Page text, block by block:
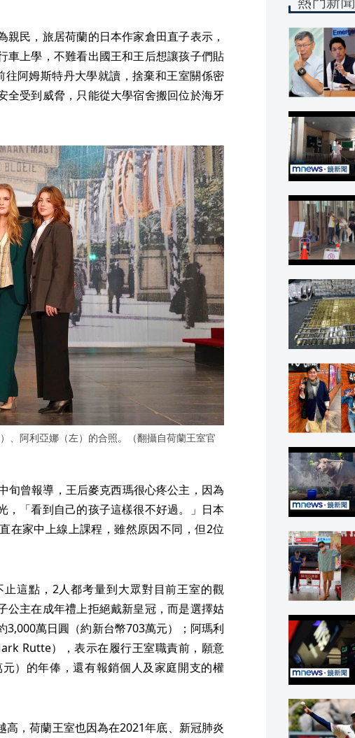
民，旅居荷蘭的日本作家倉田直子表示，
車上學，不難看出國王和王后想讓孩子們貼
阿姆斯特丹大學就讀，捨棄和王室關係密
全受到威脅，只能從大學宿舍搬回位於海牙
、阿利亞娜（左）的合照。（翻攝自荷蘭王室官
旬曾報導，王后麥克西瑪很心疼公主，因為
，「看到自己的孩子這樣很不好過。」日本
在家中上線上課程，雖然原因不同，但2位
這點，2人都考量到大眾對目前王室的觀
公主在成年禮上拒絕戴新皇冠，而是選擇姑
萬日圓（約新台幣703萬元）；阿瑪利
Rutte），表示在履行王室職責前，願意
）的年俸，還有報銷個人及家庭開支的權
，荷蘭王室也因為在2021年底、新冠肺炎